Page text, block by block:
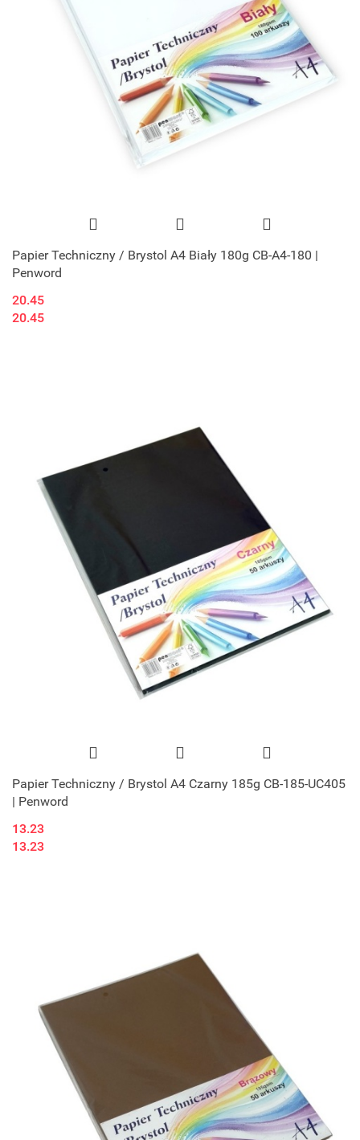
Papier Techniczny / Brystol A4 Biały 180g CB-A4-180 |
Penword
20.45
20.45
Papier Techniczny / Brystol A4 Czarny 185g CB-185-UC405
| Penword
13.23
13.23